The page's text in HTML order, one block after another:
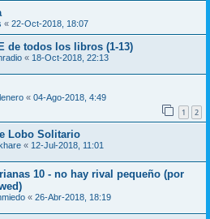
« 22-Oct-2018, 18:07
de todos los libros (1-13)
« 18-Oct-2018, 22:13
« 04-Ago-2018, 4:49
1 2
Lobo Solitario
« 12-Jul-2018, 11:01
10 - no hay rival pequeño (por
« 26-Abr-2018, 18:19